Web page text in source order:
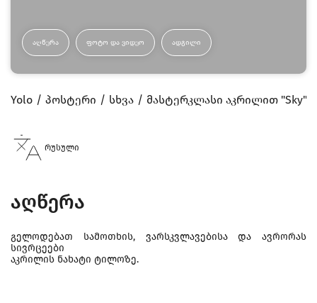
ᲐᲦᲬᲔᲠᲐ ᲤᲝᲢᲝ ᲓᲐ ᲕᲘᲓᲔᲝ ᲐᲓᲒᲘᲚᲘ
Yolo პოსტერი სხვა მასტერკლასი აკრილით "Sky"
რუსული
აღწერა
გელოდებათ სამოთხის, ვარსკვლავებისა და ავრორას
სივრცეები
აკრილის ნახატი ტილოზე.